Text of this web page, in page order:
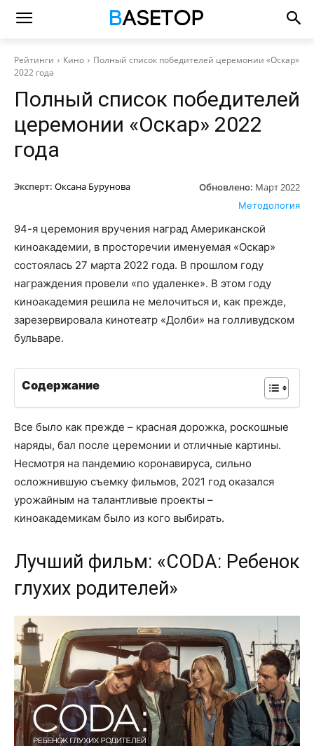
Рейтинги Кино
Полный список победителей церемонии «Оскар»
2022 года
Полный список победителей
церемонии «Оскар» 2022
года
Эксперт: Оксана Бурунова Обновлено: Март 2022
Методология
94-я церемония вручения наград Американской
киноакадемии, в просторечии именуемая «Оскар»
состоялась 27 марта 2022 года. В прошлом году
награждения провели «по удаленке». В этом году
киноакадемия решила не мелочиться и, как прежде,
зарезервировала кинотеатр «Долби» на голливудском
бульваре.
Содержание
Все было как прежде – красная дорожка, роскошные
наряды, бал после церемонии и отличные картины.
Несмотря на пандемию коронавируса, сильно
осложнившую съемку фильмов, 2021 год оказался
урожайным на талантливые проекты –
киноакадемикам было из кого выбирать.
Лучший фильм: «CODA: Ребенок
глухих родителей»